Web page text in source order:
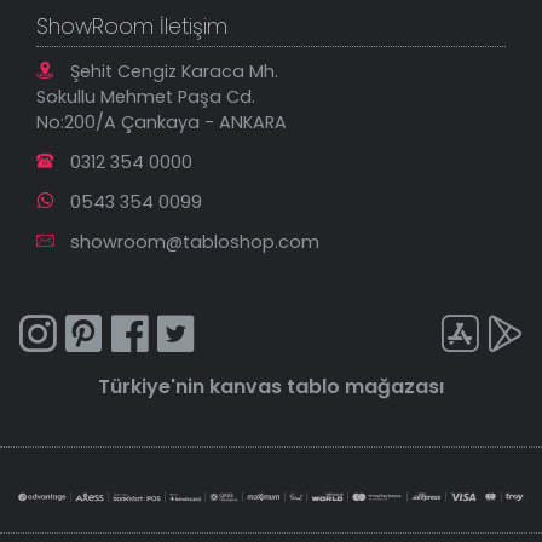
ShowRoom İletişim
Şehit Cengiz Karaca Mh.
Sokullu Mehmet Paşa Cd.
No:200/A Çankaya - ANKARA
0312 354 0000
0543 354 0099
showroom@tabloshop.com
Türkiye'nin kanvas tablo mağazası